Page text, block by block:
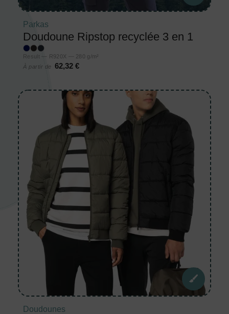
Parkas
Doudoune Ripstop recyclée 3 en 1
Result — R920X — 280 g/m²
À partir de
62,32 €
Doudounes